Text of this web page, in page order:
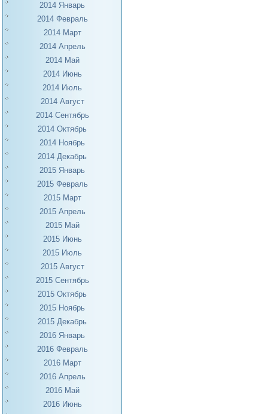
2014 Январь
2014 Февраль
2014 Март
2014 Апрель
2014 Май
2014 Июнь
2014 Июль
2014 Август
2014 Сентябрь
2014 Октябрь
2014 Ноябрь
2014 Декабрь
2015 Январь
2015 Февраль
2015 Март
2015 Апрель
2015 Май
2015 Июнь
2015 Июль
2015 Август
2015 Сентябрь
2015 Октябрь
2015 Ноябрь
2015 Декабрь
2016 Январь
2016 Февраль
2016 Март
2016 Апрель
2016 Май
2016 Июнь